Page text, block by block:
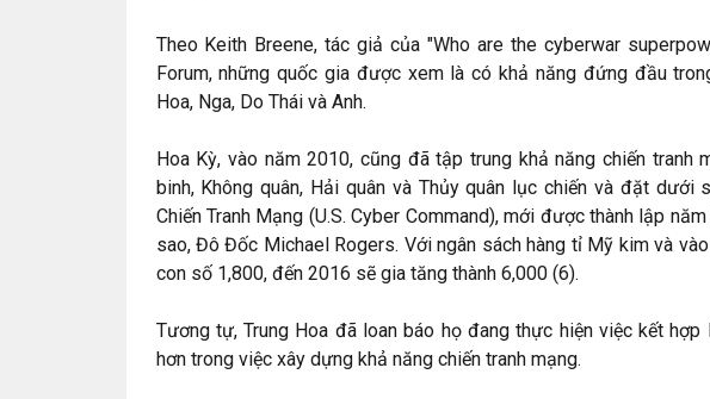
Theo Keith Breene, tác giả của "Who are the cyberwar
Forum, những quốc gia được xem là có khả năng đứng đầu
Hoa, Nga, Do Thái và Anh.
Hoa Kỳ, vào năm 2010, cũng đã tập trung khả năng chiến tranh
binh, Không quân, Hải quân và Thủy quân lục chiến và đặt dưới
Chiến Tranh Mạng (U.S. Cyber Command), mới được thành lập
sao, Đô Đốc Michael Rogers. Với ngân sách hàng tỉ Mỹ kim và
con số 1,800, đến 2016 sẽ gia tăng thành 6,000 (6).
Tương tự, Trung Hoa đã loan báo họ đang thực hiện việc kết
hơn trong việc xây dựng khả năng chiến tranh mạng.